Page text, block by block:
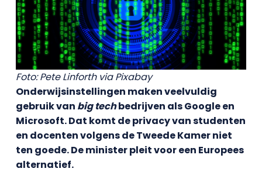
Foto: Pete Linforth via Pixabay
Onderwijsinstellingen maken veelvuldig
gebruik van big techbedrijven als Google en
Microsoft. Dat komt de privacy van studenten
en docenten volgens de Tweede Kamer niet
ten goede. De minister pleit voor een Europees
alternatief.